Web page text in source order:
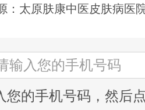
：太原肤康中医皮肤病医
您的手机号码，然后